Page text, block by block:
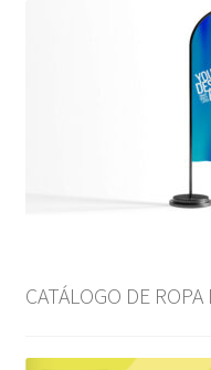
CATÁLOGO DE